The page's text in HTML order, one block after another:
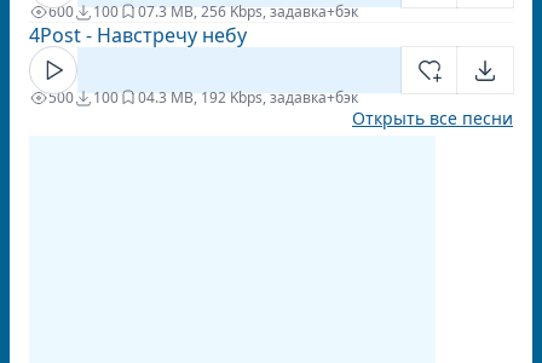
600 100 07.3 MB, 256 Kbps, задавка+бэк
4Post - Навстречу небу
500 100 04.3 MB, 192 Kbps, задавка+бэк
Открыть все песни